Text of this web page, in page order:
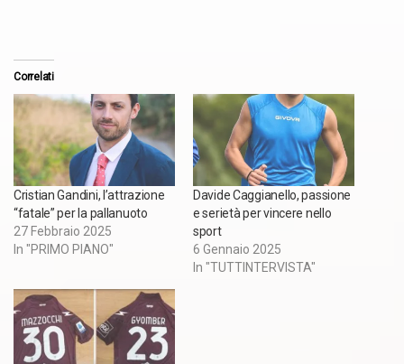
Correlati
Cristian Gandini, l’attrazione
“fatale” per la pallanuoto
27 Febbraio 2025
In "PRIMO PIANO"
Davide Caggianello, passione
e serietà per vincere nello
sport
6 Gennaio 2025
In "TUTTINTERVISTA"